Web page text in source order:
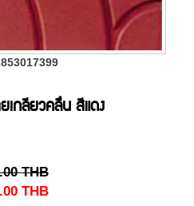
เกลียวคลื่น สีแดง
THB
THB